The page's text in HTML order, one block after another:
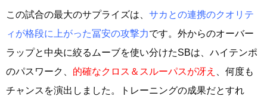
この試合の最大のサプライズは、 サカとの連携のクオリテ
ィが格段に上がった冨安の攻撃力です。外からのオーバー
ラップと中央に絞るムーブを使い分けたSBは、ハイテンポ
のパスワーク、 的確なクロス＆スルーパスが冴え
、何度も
チャンスを演出しました。トレーニングの成果だとすれ